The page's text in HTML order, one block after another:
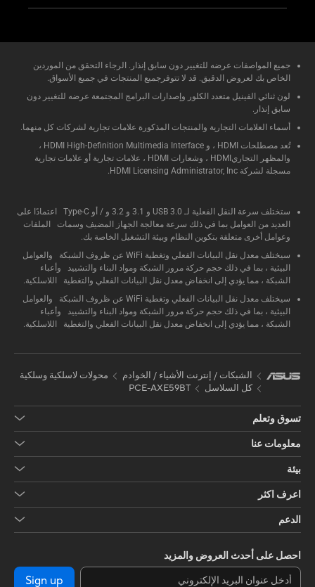
جميع المواصفات عرضه للتغيير دون سابق إنذار. الرجاء التحقق من الموردين
الخاص بك لعروض الدقيق. قد لا تتوفرجميع المنتجات في جميع الأسواق.
لون ثنائي الفينيل متعدد الكلور وإصدارات البرامج المجتمعة عرضه للتغيير دون
سابق إنذار.
أسماء العلامات التجارية والمنتجات المذكورة علامات تجارية لشركات كل منهما.
تُعد مصطلحات HDMI ، و HDMI High-Definition Multimedia Interface ،
والمظهر التجاريHDMI ، وشعارات HDMI ، علامات تجارية أو علامات تجارية
مسجلة لشركة HDMI Licensing Administrator, Inc.
ستختلف سرعة النقل الفعلية لـ USB 3.0 و 3.1 و 3.2 و / أو Type-C اعتمادًا على
العديد من العوامل بما في ذلك سرعة معالجة الجهاز المضيف وسمات الملفات
وعوامل أخرى متعلقة بتكوين النظام وبيئة التشغيل الخاصة بك.
سيختلف معدل نقل البيانات الفعلي وتغطية WiFi عن ظروف الشبكة والعوامل
البيئية ، بما في ذلك حجم حركة مرور الشبكة ومواد البناء والتشييد وأعباء
الشبكة ، مما يؤدي إلى انخفاض معدل نقل البيانات الفعلي والتغطية اللاسلكية.
سيختلف معدل نقل البيانات الفعلي وتغطية WiFi عن ظروف الشبكة والعوامل
البيئية ، بما في ذلك حجم حركة مرور الشبكة ومواد البناء والتشييد وأعباء
الشبكة ، مما يؤدي إلى انخفاض معدل نقل البيانات الفعلي والتغطية اللاسلكية.
الشبكات / إنترنت الأشياء / الخوادم
محولات لاسلكية وسلكية
كل السلاسل
PCE-AXE59BT
تسوق وتعلم
معلومات عنا
بيئة
اعرف اكثر
الدعم
احصل على أحدث العروض والمزيد
Sign up